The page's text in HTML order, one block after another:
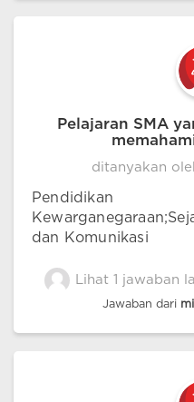
Pelajaran SMA
ditanyakan
Pendidikan
dan Komunikasi
Lihat 1 jawaban
Jawaban dari